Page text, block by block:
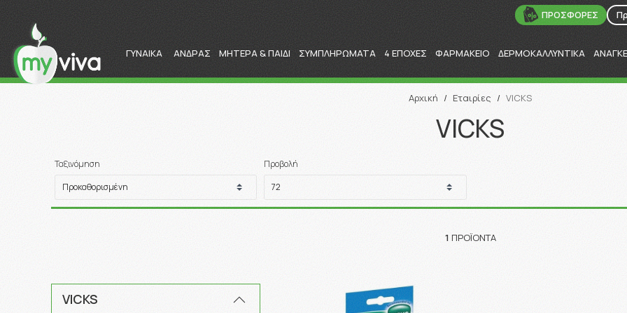
ΠΡΟΣΦΟΡΕΣ
ΓΥΝΑΙΚΑ ΑΝΔΡΑΣ ΜΗΤΕΡΑ & ΠΑΙΔΙ ΣΥΜΠΛΗΡΩΜΑΤΑ 4 ΕΠΟΧΕΣ ΦΑΡΜΑΚΕΙΟ ΔΕΡΜΟΚΑΛΛΥΝΤΙΚΑ
Αναζήτηση
Αρχική / Εταιρίες / VICKS
VICKS
Ταξινόμηση Προβολή
1 ΠΡΟΪΌΝΤΑ
VICKS